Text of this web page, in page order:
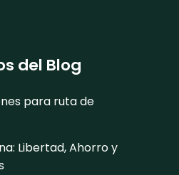
del Blog
para ruta de
Libertad, Ahorro y